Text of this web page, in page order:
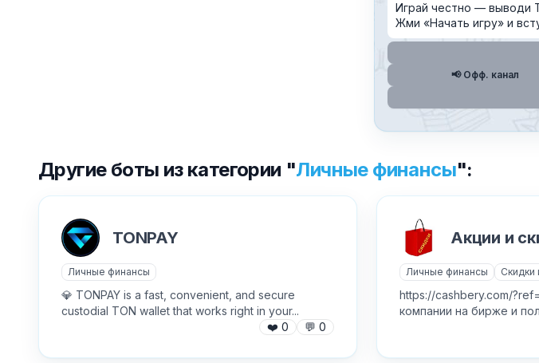
AI Персонажи
NFT и Telegram Подарки
Играй честно — выводи
Жми «Начать игру» и
📢 Офф. канал
Другие боты из категории "Личные финансы":
TONPAY
Личные финансы
💎 TONPAY is a fast, convenient, and secure
custodial TON wallet that works right in your...
❤️ 0 💬 0
Акции и
Личные финансы Скидки
https://cashbery.com/
компании на бирже и